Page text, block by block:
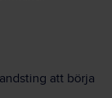
att börja